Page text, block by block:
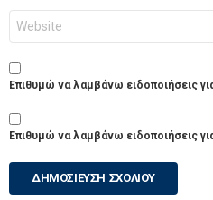
Επιθυμώ να λαμβάνω ειδοποιήσεις
Επιθυμώ να λαμβάνω ειδοποιήσεις